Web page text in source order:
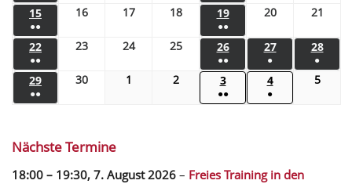
15
●●
16 17 18 19
●●
20 21
22
●●
23 24 25 26
●●
27
●
28
●
29
●●
30 1 2 3
●●
4
●
5
Nächste Termine
18:00 – 19:30, 7. August 2026 – Freies Training in den